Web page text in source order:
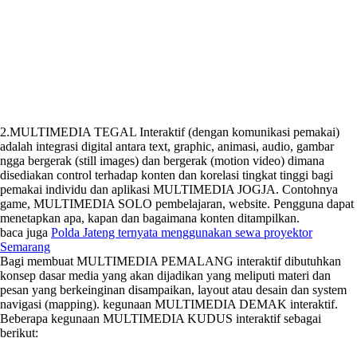
2.MULTIMEDIA TEGAL Interaktif (dengan komunikasi pemakai)
adalah integrasi digital antara text, graphic, animasi, audio, gambar
ngga bergerak (still images) dan bergerak (motion video) dimana
disediakan control terhadap konten dan korelasi tingkat tinggi bagi
pemakai individu dan aplikasi MULTIMEDIA JOGJA. Contohnya
game, MULTIMEDIA SOLO pembelajaran, website. Pengguna dapat
menetapkan apa, kapan dan bagaimana konten ditampilkan.
baca juga Polda Jateng ternyata menggunakan sewa proyektor
Semarang
Bagi membuat MULTIMEDIA PEMALANG interaktif dibutuhkan
konsep dasar media yang akan dijadikan yang meliputi materi dan
pesan yang berkeinginan disampaikan, layout atau desain dan system
navigasi (mapping). kegunaan MULTIMEDIA DEMAK interaktif.
Beberapa kegunaan MULTIMEDIA KUDUS interaktif sebagai
berikut: